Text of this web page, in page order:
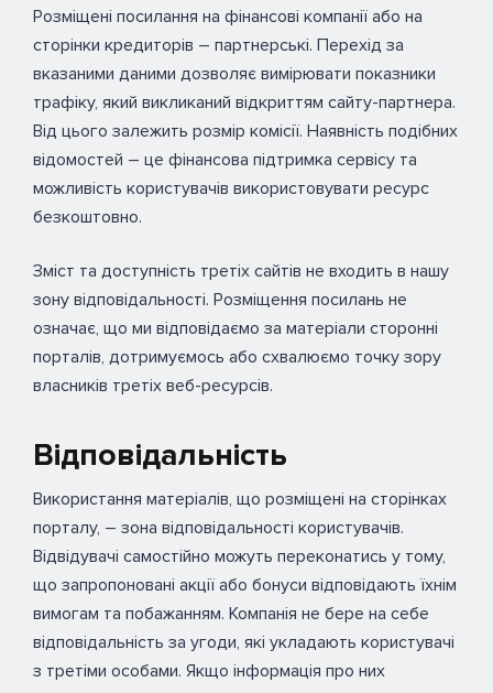
Розміщені посилання на фінансові компанії або на
сторінки кредиторів – партнерські. Перехід за
вказаними даними дозволяє вимірювати показники
трафіку, який викликаний відкриттям сайту-партнера.
Від цього залежить розмір комісії. Наявність подібних
відомостей – це фінансова підтримка сервісу та
можливість користувачів використовувати ресурс
безкоштовно.
Зміст та доступність третіх сайтів не входить в нашу
зону відповідальності. Розміщення посилань не
означає, що ми відповідаємо за матеріали сторонні
порталів, дотримуємось або схвалюємо точку зору
власників третіх веб-ресурсів.
Відповідальність
Використання матеріалів, що розміщені на сторінках
порталу, – зона відповідальності користувачів.
Відвідувачі самостійно можуть переконатись у тому,
що запропоновані акції або бонуси відповідають їхнім
вимогам та побажанням. Компанія не бере на себе
відповідальність за угоди, які укладають користувачі
з третіми особами. Якщо інформація про них